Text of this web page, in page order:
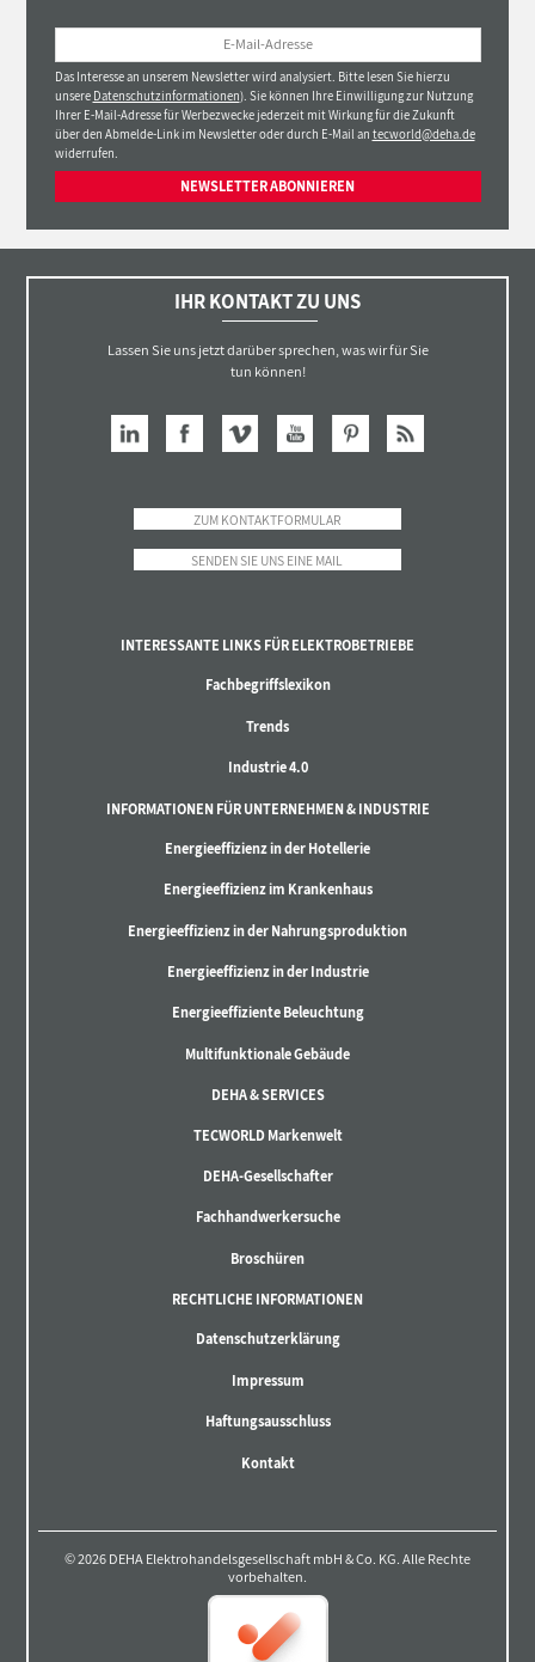
Das Interesse an unserem Newsletter wird analysiert. Bitte lesen Sie hierzu
unsere Datenschutzinformationen). Sie können Ihre Einwilligung zur Nutzung
Ihrer E-Mail-Adresse für Werbezwecke jederzeit mit Wirkung für die Zukunft
über den Abmelde-Link im Newsletter oder durch E-Mail an tecworld@deha.de
widerrufen.
NEWSLETTER ABONNIEREN
IHR KONTAKT ZU UNS
Lassen Sie uns jetzt darüber sprechen, was wir für Sie
tun können!
ZUM KONTAKTFORMULAR
SENDEN SIE UNS EINE MAIL
INTERESSANTE LINKS FÜR ELEKTROBETRIEBE
Fachbegriffslexikon
Trends
Industrie 4.0
INFORMATIONEN FÜR UNTERNEHMEN & INDUSTRIE
Energieeffizienz in der Hotellerie
Energieeffizienz im Krankenhaus
Energieeffizienz in der Nahrungsproduktion
Energieeffizienz in der Industrie
Energieeffiziente Beleuchtung
Multifunktionale Gebäude
DEHA & SERVICES
TECWORLD Markenwelt
DEHA-Gesellschafter
Fachhandwerkersuche
Broschüren
RECHTLICHE INFORMATIONEN
Datenschutzerklärung
Impressum
Haftungsausschluss
Kontakt
© 2026 DEHA Elektrohandelsgesellschaft mbH & Co. KG. Alle Rechte
vorbehalten.